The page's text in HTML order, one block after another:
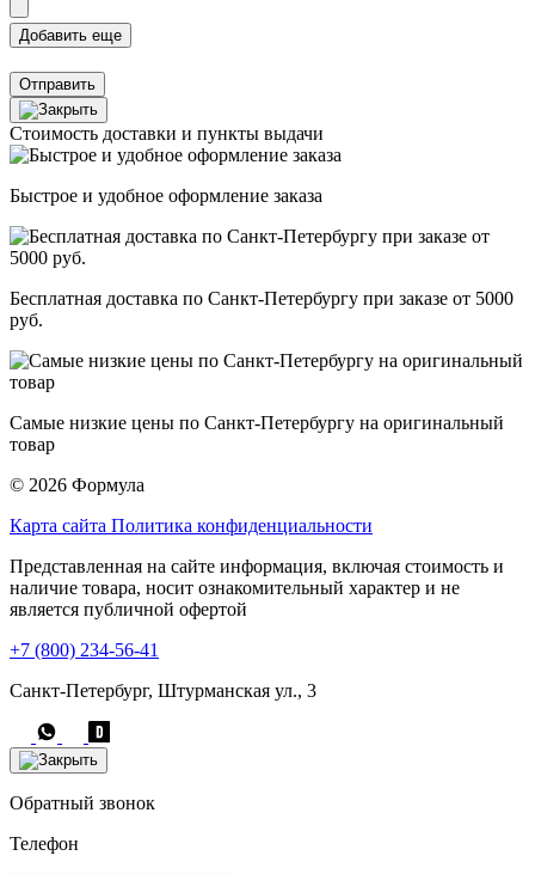
Отправить
Стоимость доставки и пункты выдачи
Быстрое и удобное оформление заказа
Бесплатная доставка по Санкт-Петербургу при заказе от 5000
руб.
Самые низкие цены по Санкт-Петербургу на оригинальный
товар
© 2026 Формула
Карта сайта Политика конфиденциальности
Представленная на сайте информация, включая стоимость и
наличие товара, носит ознакомительный характер и не
является публичной офертой
+7 (800) 234-56-41
Санкт-Петербург, Штурманская ул., 3
Обратный звонок
Телефон